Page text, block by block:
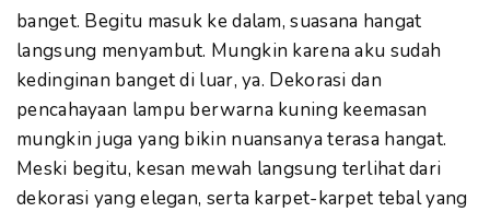
banget. Begitu masuk ke dalam, suasana hangat
langsung menyambut. Mungkin karena aku sudah
kedinginan banget di luar, ya. Dekorasi dan
pencahayaan lampu berwarna kuning keemasan
mungkin juga yang bikin nuansanya terasa hangat.
Meski begitu, kesan mewah langsung terlihat dari
dekorasi yang elegan, serta karpet-karpet tebal yang